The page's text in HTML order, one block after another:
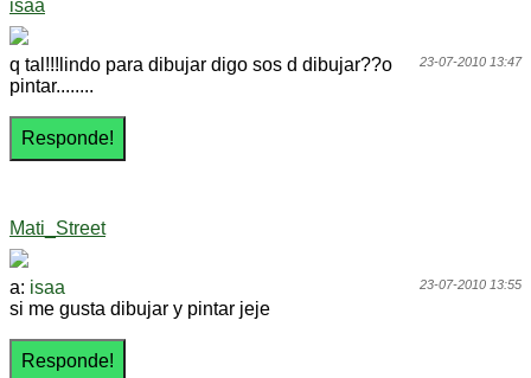
isaa
23-07-2010 13:47
q tal!!!lindo para dibujar digo sos d dibujar??o
pintar........
Mati_Street
23-07-2010 13:55
a: isaa
si me gusta dibujar y pintar jeje